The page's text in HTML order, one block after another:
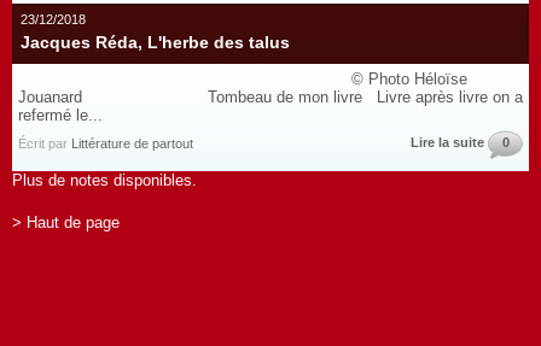
23/12/2018
Jacques Réda, L'herbe des talus
© Photo Héloïse
Jouanard Tombeau de mon livre Livre après livre on a
refermé le...
Écrit par Littérature de partout Lire la suite 0
Plus de notes disponibles.
> Haut de page